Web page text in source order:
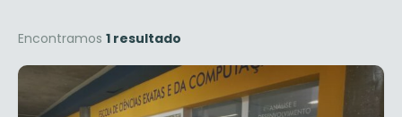
Encontramos 1 resultado